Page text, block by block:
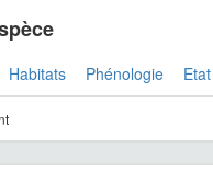
Habitats Phénologie